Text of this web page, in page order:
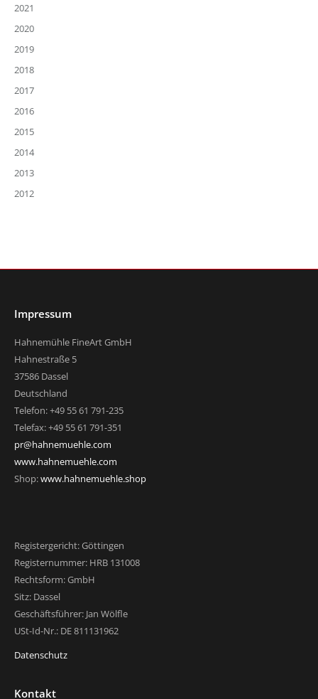
2021
2020
2019
2018
2017
2016
2015
2014
2013
2012
Impressum
Hahnemühle FineArt GmbH
Hahnestraße 5
37586 Dassel
Deutschland
Telefon: +49 55 61 791-235
Telefax: +49 55 61 791-351
pr@hahnemuehle.com
www.hahnemuehle.com
Shop:www.hahnemuehle.shop
Registergericht: Göttingen
Registernummer: HRB 131008
Rechtsform: GmbH
Sitz: Dassel
Geschäftsführer: Jan Wölfle
USt-Id-Nr.: DE 811131962
Datenschutz
Kontakt